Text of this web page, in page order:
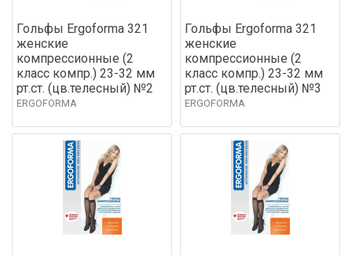
Гольфы Ergoforma 321
женские
компрессионные (2
класс компр.) 23-32 мм
рт.ст. (цв.телесный) №2
ERGOFORMA
Гольфы Ergoforma 321
женские
компрессионные (2
класс компр.) 23-32 мм
рт.ст. (цв.телесный) №3
ERGOFORMA